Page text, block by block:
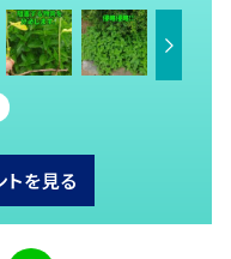
トを見る